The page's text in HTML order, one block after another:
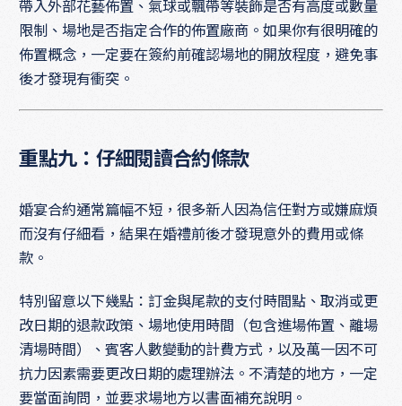
帶入外部花藝佈置、氣球或飄帶等裝飾是否有高度或數量
限制、場地是否指定合作的佈置廠商。如果你有很明確的
佈置概念，一定要在簽約前確認場地的開放程度，避免事
後才發現有衝突。
重點九：仔細閱讀合約條款
婚宴合約通常篇幅不短，很多新人因為信任對方或嫌麻煩
而沒有仔細看，結果在婚禮前後才發現意外的費用或條
款。
特別留意以下幾點：訂金與尾款的支付時間點、取消或更
改日期的退款政策、場地使用時間（包含進場佈置、離場
清場時間）、賓客人數變動的計費方式，以及萬一因不可
抗力因素需要更改日期的處理辦法。不清楚的地方，一定
要當面詢問，並要求場地方以書面補充說明。